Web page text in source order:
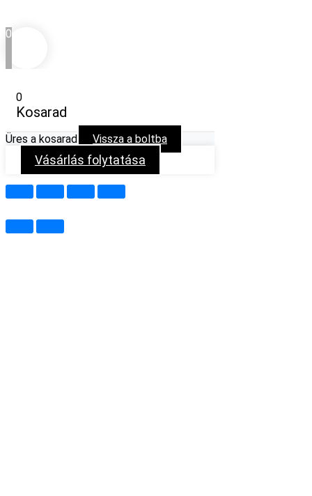
0
0
Kosarad
Üres a kosarad Vissza a boltba
Vásárlás folytatása